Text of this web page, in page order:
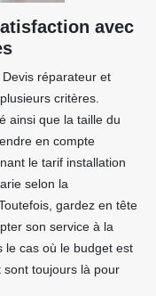
avec
réparateur et
critères.
ainsi que la taille du
en compte
le tarif installation
selon la
gardez en tête
son service à la
le cas où le budget est
toujours là pour